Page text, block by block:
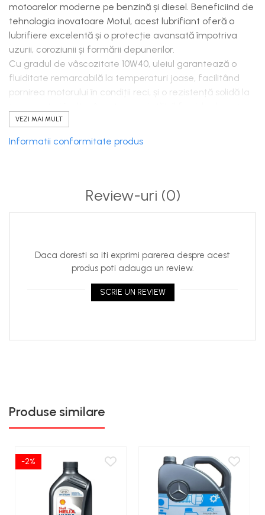
motoarelor moderne pe benzină și diesel. Beneficiind de
tehnologia inovatoare Motul, acest lubrifiant oferă o
lubrifiere excelentă și o protecție avansată împotriva
uzurii, coroziunii și formării depunerilor.
Cu gradul de vâscozitate 10W40, uleiul garantează o
fluiditate remarcabilă la temperaturi joase, facilitând
pornirea motorului în condiții reci, și o rezistență solidă la
diverse condiții de operare și stiluri de condus.
Formulat pentru a respecta și depăși cerințele
producătorilor auto, acest ulei este compatibil cu
menținerea performanțelor optime, reducerea
superioară a motorului cu performanțe îmbunătățite,
susținând longevitatea și eficiența vehiculului. Este
soluția perfectă pentru conducătorii care doresc un
lubrifiant de calitate superioară, ce asigură o experiență
de condus fluidă și performantă.
VEZI MAI MULT
Informatii conformitate produs
Review-uri (0)
Daca doresti sa iti exprimi parerea despre acest
produs poti adauga un review.
SCRIE UN REVIEW
Produse similare
-2%